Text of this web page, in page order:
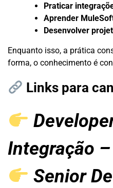
Praticar
Aprender
Desenvolver
Enquanto isso, a prática
forma, o conhecimento é
Links para
Integração
Senior